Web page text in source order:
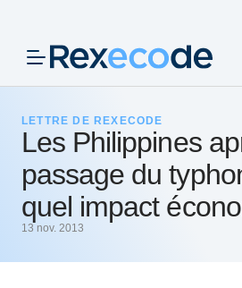
LETTRE DE REXECODE
Les Philippines
passage du
quel impact
13 nov. 2013